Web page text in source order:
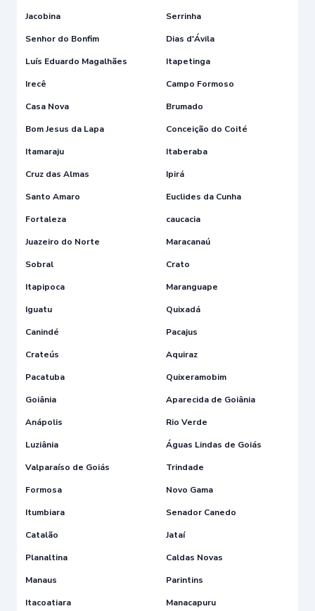
Jacobina
Serrinha
Senhor do Bonfim
Dias d'Ávila
Luís Eduardo Magalhães
Itapetinga
Irecê
Campo Formoso
Casa Nova
Brumado
Bom Jesus da Lapa
Conceição do Coité
Itamaraju
Itaberaba
Cruz das Almas
Ipirá
Santo Amaro
Euclides da Cunha
Fortaleza
caucacia
Juazeiro do Norte
Maracanaú
Sobral
Crato
Itapipoca
Maranguape
Iguatu
Quixadá
Canindé
Pacajus
Crateús
Aquiraz
Pacatuba
Quixeramobim
Goiânia
Aparecida de Goiânia
Anápolis
Rio Verde
Luziânia
Águas Lindas de Goiás
Valparaíso de Goiás
Trindade
Formosa
Novo Gama
Itumbiara
Senador Canedo
Catalão
Jataí
Planaltina
Caldas Novas
Manaus
Parintins
Itacoatiara
Manacapuru